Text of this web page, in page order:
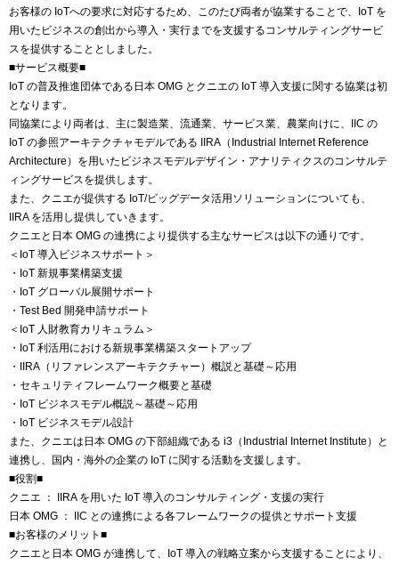
お客様の IoTへの要求に対応するため、このたび両者が協業することで、IoT を
用いたビジネスの創出から導入・実行までを支援するコンサルティングサービ
スを提供することとしました。
■サービス概要■
IoT の普及推進団体である日本 OMG とクニエの IoT 導入支援に関する協業は初
となります。
同協業により両者は、主に製造業、流通業、サービス業、農業向けに、IIC の
IoT の参照アーキテクチャモデルである IIRA（Industrial Internet Reference
Architecture）を用いたビジネスモデルデザイン・アナリティクスのコンサルテ
ィングサービスを提供します。
また、クニエが提供する IoT/ビッグデータ活用ソリューションについても、
IIRA を活用し提供していきます。
クニエと日本 OMG の連携により提供する主なサービスは以下の通りです。
＜IoT 導入ビジネスサポート＞
・IoT 新規事業構築支援
・IoT グローバル展開サポート
・Test Bed 開発申請サポート
＜IoT 人財教育カリキュラム＞
・IoT 利活用における新規事業構築スタートアップ
・IIRA（リファレンスアーキテクチャー）概説と基礎～応用
・セキュリティフレームワーク概要と基礎
・IoT ビジネスモデル概説～基礎～応用
・IoT ビジネスモデル設計
また、クニエは日本 OMG の下部組織である i3（Industrial Internet Institute）と
連携し、国内・海外の企業の IoT に関する活動を支援します。
■役割■
クニエ ： IIRA を用いた IoT 導入のコンサルティング・支援の実行
日本 OMG ： IIC との連携による各フレームワークの提供とサポート支援
■お客様のメリット■
クニエと日本 OMG が連携して、IoT 導入の戦略立案から支援することにより、